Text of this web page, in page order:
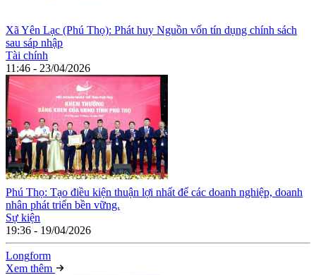
Xã Yên Lạc (Phú Thọ): Phát huy Nguồn vốn tín dụng chính sách
sau sáp nhập
Tài chính
11:46 - 23/04/2026
Phú Thọ: Tạo điều kiện thuận lợi nhất để các doanh nghiệp, doanh
nhân phát triển bền vững.
Sự kiện
19:36 - 19/04/2026
Longform
Xem thêm